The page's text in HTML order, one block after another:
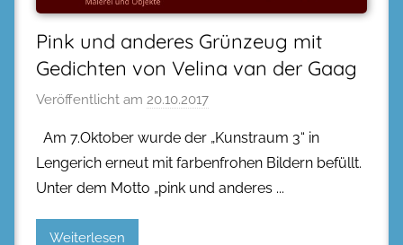
Pink und anderes Grünzeug mit
Gedichten von Velina van der Gaag
Veröffentlicht am 20.10.2017
Am 7.Oktober wurde der „Kunstraum 3“ in
Lengerich erneut mit farbenfrohen Bildern befüllt.
Unter dem Motto „pink und anderes
Weiterlesen